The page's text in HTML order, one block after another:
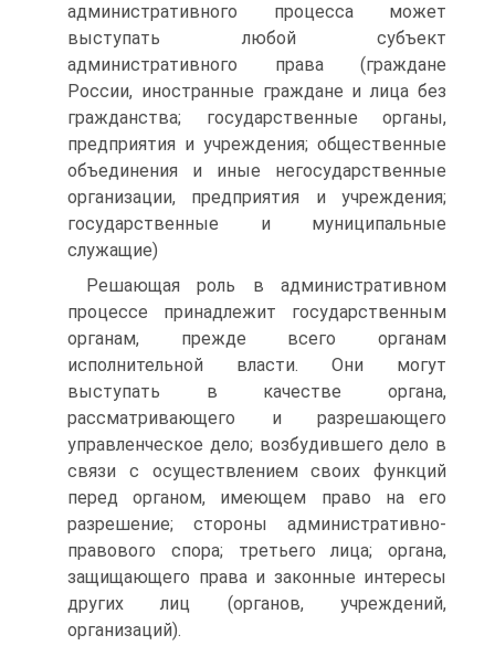
административного процесса может
выступать любой субъект
административного права (граждане
России, иностранные граждане и лица без
гражданства; государственные органы,
предприятия и учреждения; общественные
объединения и иные негосударственные
организации, предприятия и учреждения;
государственные и муниципальные
служащие)
Решающая роль в административном
процессе принадлежит государственным
органам, прежде всего органам
исполнительной власти. Они могут
выступать в качестве органа,
рассматривающего и разрешающего
управленческое дело; возбудившего дело в
связи с осуществлением своих функций
перед органом, имеющем право на его
разрешение; стороны административно-
правового спора; третьего лица; органа,
защищающего права и законные интересы
других лиц (органов, учреждений,
организаций).